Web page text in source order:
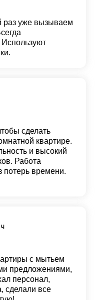
раз уже вызываем
сделать
квартире.
и высокий
Работа
потерь времени.
с мытьем
предложениями,
персонал,
сделали все